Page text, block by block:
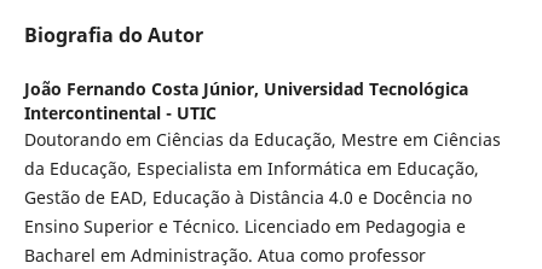
Biografia do Autor
João Fernando Costa Júnior, Universidad Tecnológica
Intercontinental - UTIC
Doutorando em Ciências da Educação, Mestre em Ciências
da Educação, Especialista em Informática em Educação,
Gestão de EAD, Educação à Distância 4.0 e Docência no
Ensino Superior e Técnico. Licenciado em Pedagogia e
Bacharel em Administração. Atua como professor